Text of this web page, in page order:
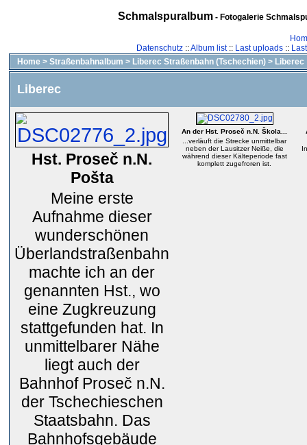
Schmalspuralbum- Fotogalerie
Datenschutz::Album list:: Last uploads::
Home > Straßenbahnalbum > Liberec Straßenbahn (Tschechien) > Liberec
Liberec
Hst. Proseč n.N.
Pošta‎
Meine erste
Aufnahme dieser
wunderschönen
Überlandstraßenbahn
machte ich an der
genannten Hst., wo
eine Zugkreuzung
stattgefunden hat. In
unmittelbarer Nähe
liegt auch der
Bahnhof Proseč n.N.
der Tschechieschen
Staatsbahn. Das
Bahnhofsgebäude
An der Hst. Proseč n.N. Škola...
...verläuft die Strecke unmittelbar
neben der Lausitzer Neiße, die
während dieser Kälteperiode fast
komplett zugefroren ist.